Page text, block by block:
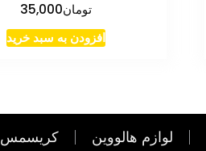
تومان35,000
افزودن به سبد خرید
لوازم هالووین کریسمس